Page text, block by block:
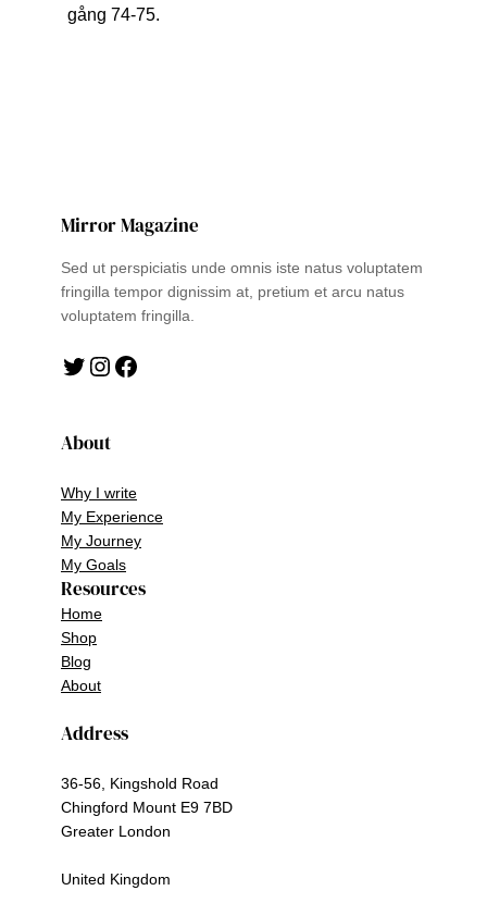
gång 74-75.
Mirror Magazine
Sed ut perspiciatis unde omnis iste natus voluptatem
fringilla tempor dignissim at, pretium et arcu natus
voluptatem fringilla.
Twitter Instagram Facebook
About
Why I write
My Experience
My Journey
My Goals
Resources
Home
Shop
Blog
About
Address
36-56, Kingshold Road
Chingford Mount E9 7BD
Greater London
United Kingdom